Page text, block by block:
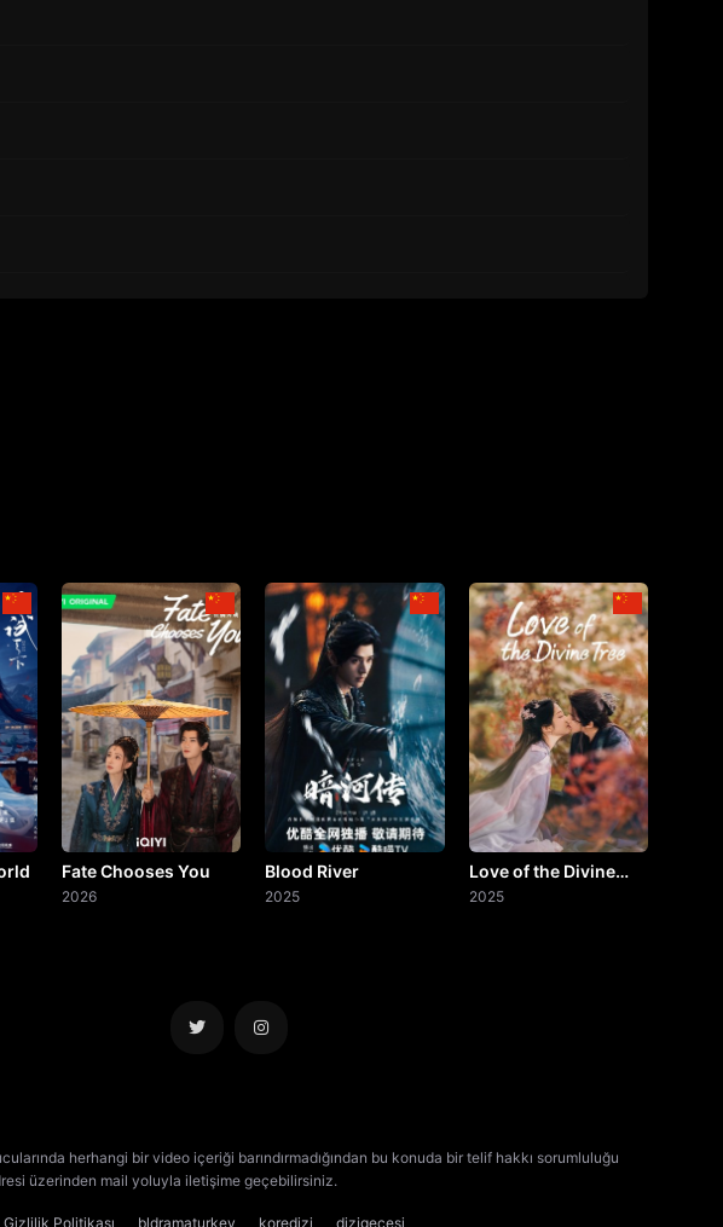
Fate Chooses You
2026
Blood River
2025
Love of the Divine
Tree
2025
herhangi bir video içeriği barındırmadığından bu konuda bir telif hakkı sorumluluğu
üzerinden mail yoluyla iletişime geçebilirsiniz.
Gizlilik Politikası bldramaturkey koredizi dizigecesi